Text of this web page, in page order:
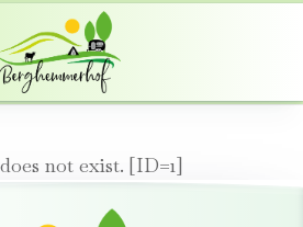
not exist. [ID=1]